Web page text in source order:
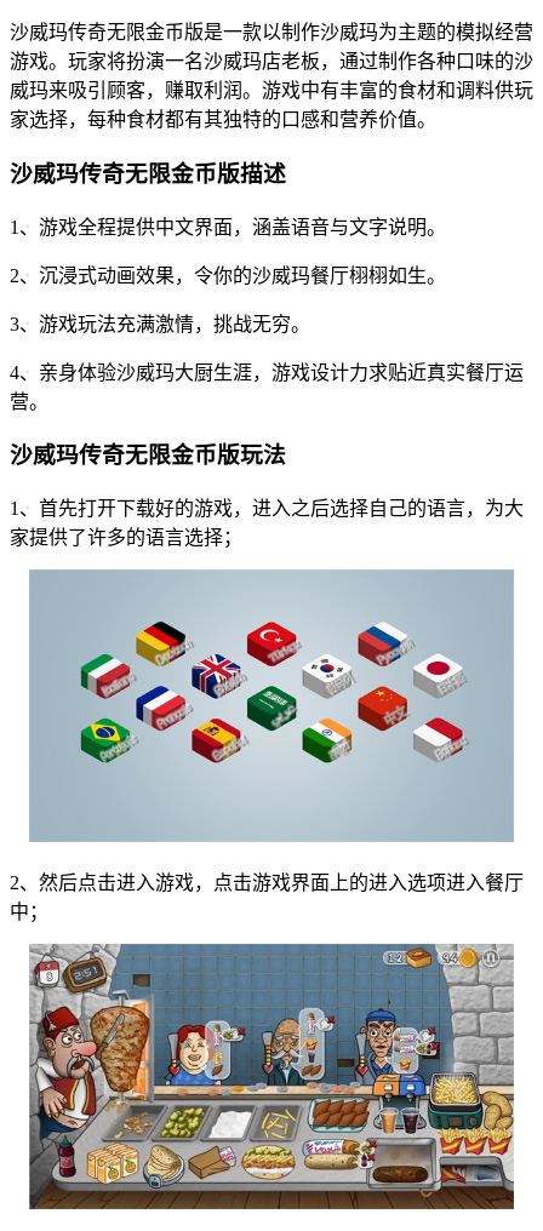
沙威玛传奇无限金币版是一款以制作沙威玛为主题的模拟经营
游戏。玩家将扮演一名沙威玛店老板，通过制作各种口味的沙
威玛来吸引顾客，赚取利润。游戏中有丰富的食材和调料供玩
家选择，每种食材都有其独特的口感和营养价值。
沙威玛传奇无限金币版描述
1、游戏全程提供中文界面，涵盖语音与文字说明。
2、沉浸式动画效果，令你的沙威玛餐厅栩栩如生。
3、游戏玩法充满激情，挑战无穷。
4、亲身体验沙威玛大厨生涯，游戏设计力求贴近真实餐厅运
营。
沙威玛传奇无限金币版玩法
1、首先打开下载好的游戏，进入之后选择自己的语言，为大
家提供了许多的语言选择；
2、然后点击进入游戏，点击游戏界面上的进入选项进入餐厅
中；